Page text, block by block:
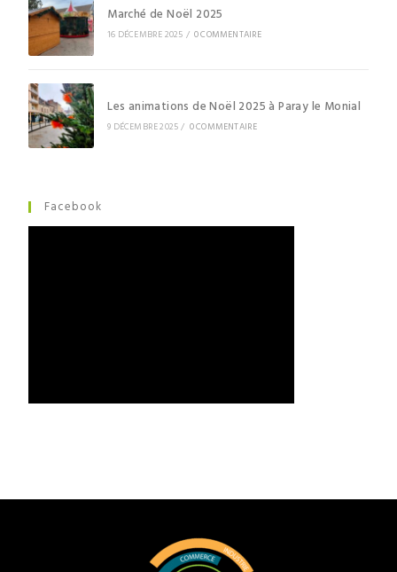
Marché de Noël 2025
16 DÉCEMBRE 2025 / 0 COMMENTAIRE
Les animations de Noël 2025 à Paray le Monial
9 DÉCEMBRE 2025 / 0 COMMENTAIRE
Facebook